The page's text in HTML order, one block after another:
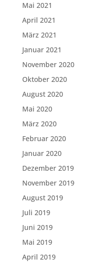
Mai 2021
April 2021
März 2021
Januar 2021
November 2020
Oktober 2020
August 2020
Mai 2020
März 2020
Februar 2020
Januar 2020
Dezember 2019
November 2019
August 2019
Juli 2019
Juni 2019
Mai 2019
April 2019